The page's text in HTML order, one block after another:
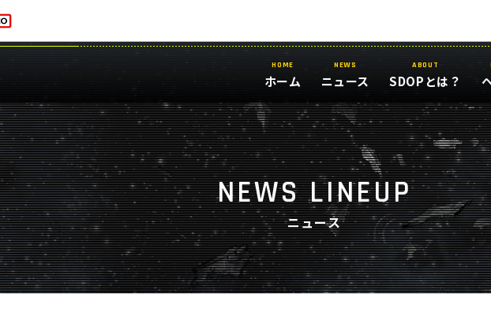
HOME
ホーム
NEWS
ニュース
ABOUT
SDOPとは？
NEWS LINEUP
ニュース